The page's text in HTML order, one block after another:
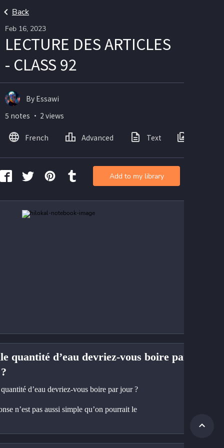
Back
Feb 16, 2023
LECTURE DES ARTICLES
- CLASS 92
quantité d’eau devriez-vous boire par
d’eau devriez-vous boire par jour ?
n’est pas aussi simple qu’on pourrait le
By Essawi
5 notes ・ 2 views
French Advanced Text
Add to my library